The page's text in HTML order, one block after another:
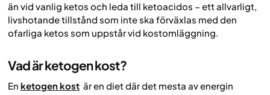
än vid vanlig ketos och leda till ketoacidos – ett allvarligt,
livshotande tillstånd som inte ska förväxlas med den
ofarliga ketos som uppstår vid kostomläggning.
Vad är ketogen kost?
En ketogen kost är en diet där det mesta av energin